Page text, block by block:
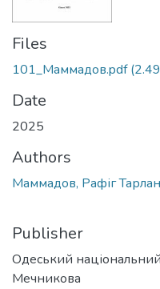
Files
101_Маммадов.pdf
Date
2025
Authors
Маммадов, Рафіг
Publisher
Одеський національний
Мечникова